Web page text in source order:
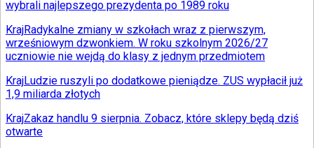
wybrali najlepszego prezydenta po 1989 roku
KrajRadykalne zmiany w szkołach wraz z pierwszym,
wrześniowym dzwonkiem. W roku szkolnym 2026/27
uczniowie nie wejdą do klasy z jednym przedmiotem
KrajLudzie ruszyli po dodatkowe pieniądze. ZUS wypłacił już
1,9 miliarda złotych
KrajZakaz handlu 9 sierpnia. Zobacz, które sklepy będą dziś
otwarte